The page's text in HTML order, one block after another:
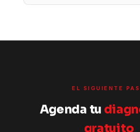
EL SIGUIENTE
Agenda tu
gratuito